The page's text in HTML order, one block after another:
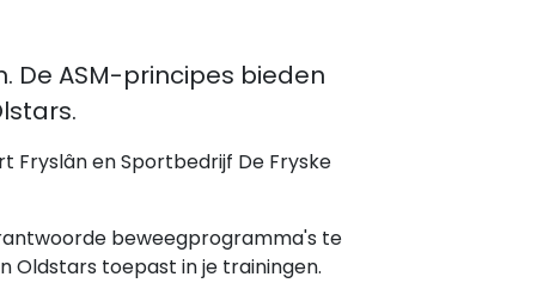
De ASM-principes bieden
Fryslân en Sportbedrijf De Fryske
beweegprogramma's te
Oldstars toepast in je trainingen.